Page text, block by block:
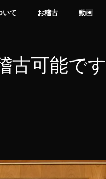
いて お稽古 動画
古可能です